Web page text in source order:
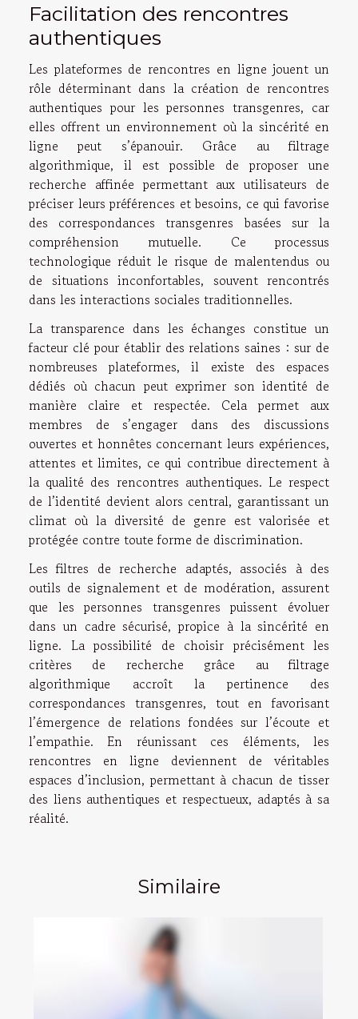
Facilitation des rencontres
authentiques
Les plateformes de rencontres en ligne jouent un
rôle déterminant dans la création de rencontres
authentiques pour les personnes transgenres, car
elles offrent un environnement où la sincérité en
ligne peut s’épanouir. Grâce au filtrage
algorithmique, il est possible de proposer une
recherche affinée permettant aux utilisateurs de
préciser leurs préférences et besoins, ce qui favorise
des correspondances transgenres basées sur la
compréhension mutuelle. Ce processus
technologique réduit le risque de malentendus ou
de situations inconfortables, souvent rencontrés
dans les interactions sociales traditionnelles.
La transparence dans les échanges constitue un
facteur clé pour établir des relations saines : sur de
nombreuses plateformes, il existe des espaces
dédiés où chacun peut exprimer son identité de
manière claire et respectée. Cela permet aux
membres de s’engager dans des discussions
ouvertes et honnêtes concernant leurs expériences,
attentes et limites, ce qui contribue directement à
la qualité des rencontres authentiques. Le respect
de l’identité devient alors central, garantissant un
climat où la diversité de genre est valorisée et
protégée contre toute forme de discrimination.
Les filtres de recherche adaptés, associés à des
outils de signalement et de modération, assurent
que les personnes transgenres puissent évoluer
dans un cadre sécurisé, propice à la sincérité en
ligne. La possibilité de choisir précisément les
critères de recherche grâce au filtrage
algorithmique accroît la pertinence des
correspondances transgenres, tout en favorisant
l’émergence de relations fondées sur l’écoute et
l’empathie. En réunissant ces éléments, les
rencontres en ligne deviennent de véritables
espaces d’inclusion, permettant à chacun de tisser
des liens authentiques et respectueux, adaptés à sa
réalité.
Similaire